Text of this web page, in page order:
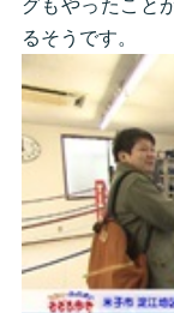
グもやったこと
るそうです。